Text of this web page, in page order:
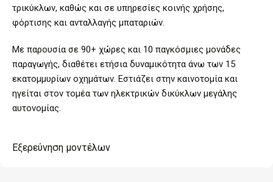
τρικύκλων, καθώς και σε υπηρεσίες κοινής χρήσης,
φόρτισης και ανταλλαγής μπαταριών.
Με παρουσία σε 90+ χώρες και 10 παγκόσμιες μονάδες
παραγωγής, διαθέτει ετήσια δυναμικότητα άνω των 15
εκατομμυρίων οχημάτων. Εστιάζει στην καινοτομία και
ηγείται στον τομέα των ηλεκτρικών δικύκλων μεγάλης
αυτονομίας.
Εξερεύνηση μοντέλων